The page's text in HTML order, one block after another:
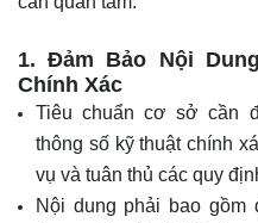
1. Đảm Bảo Nội
Chính Xác
Tiêu chuẩn cơ sở cần
thông số kỹ thuật chính
vụ và tuân thủ các quy
Nội dung phải bao gồm